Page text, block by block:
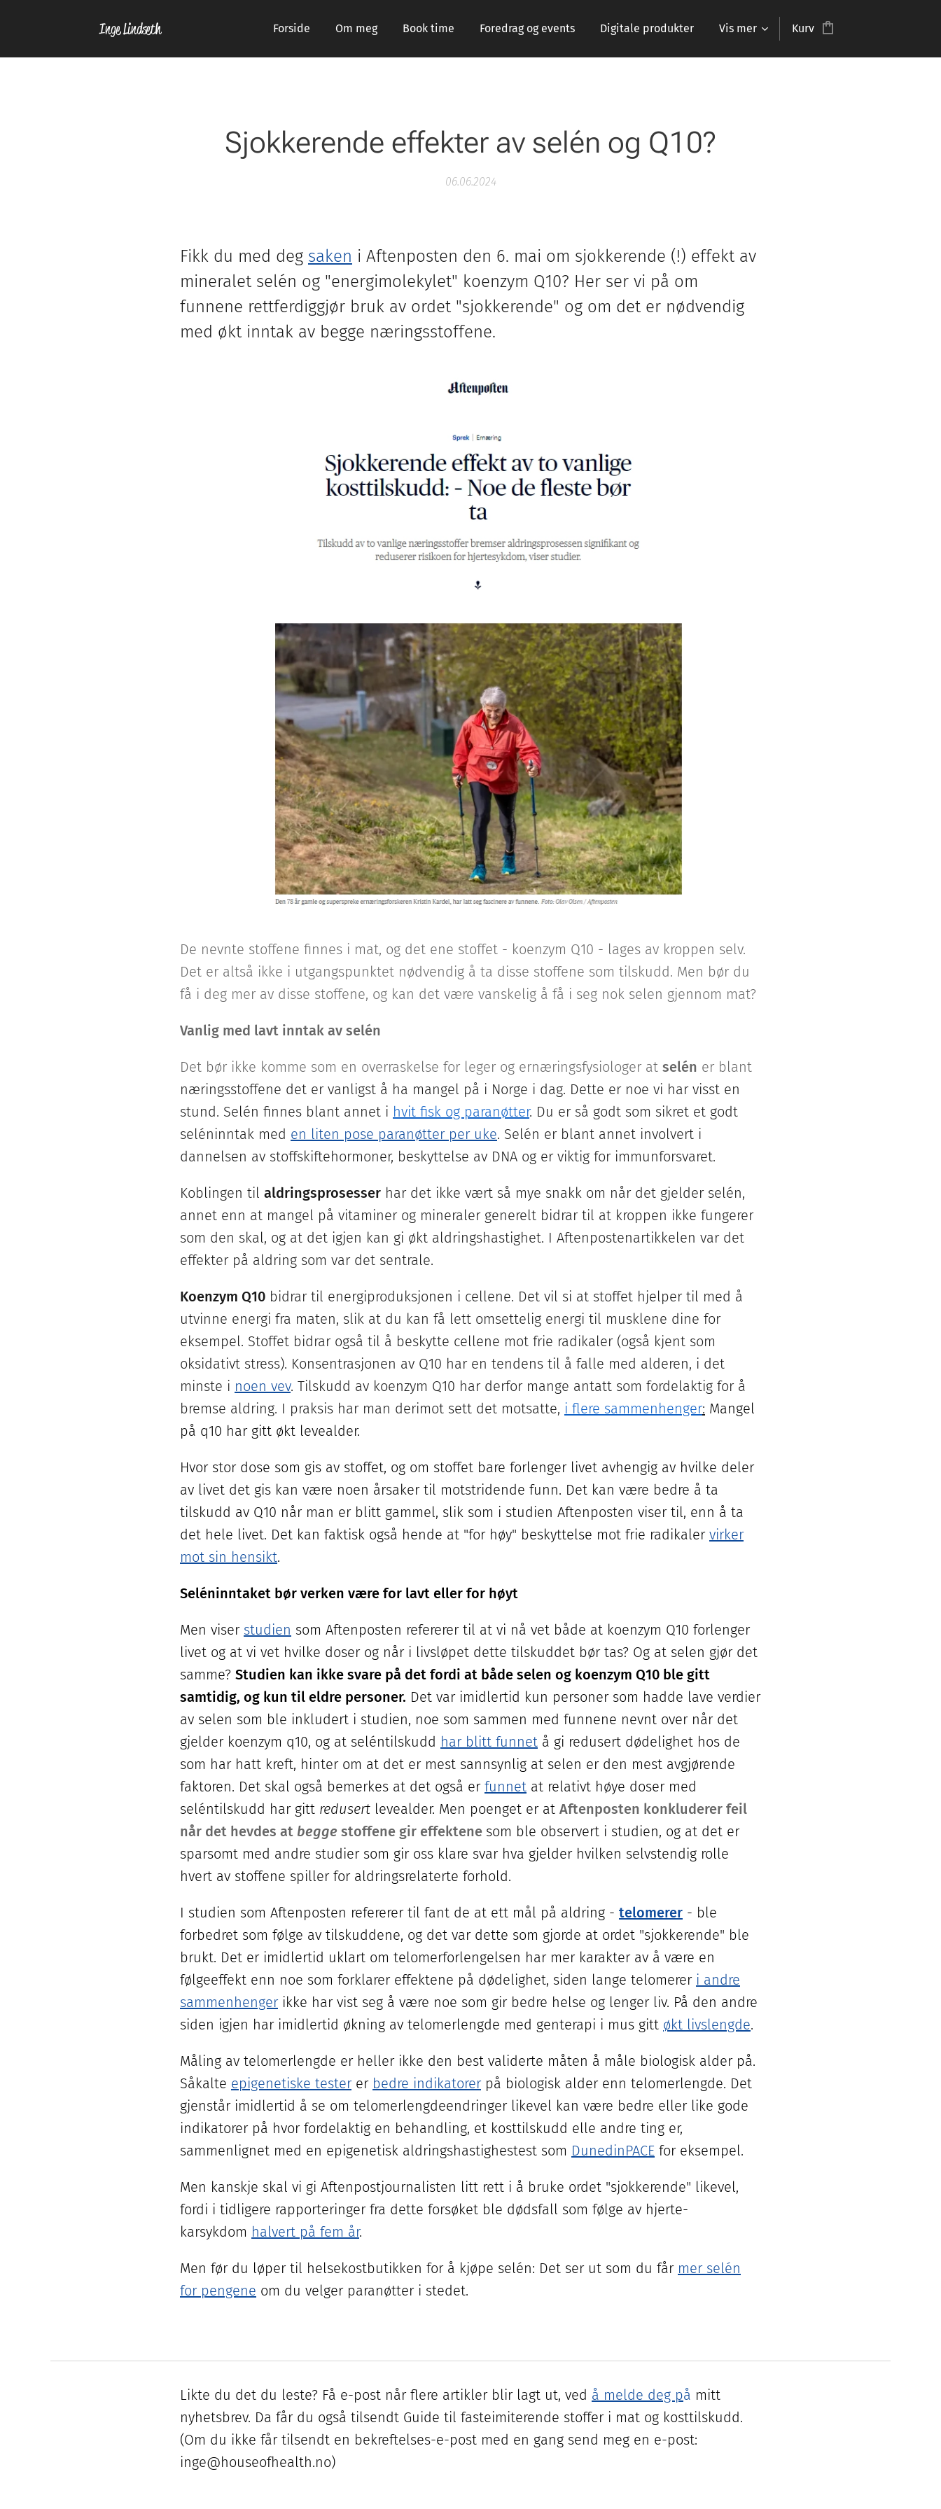
Inge Lindseth Forside Om meg Book time Foredrag og events Digitale produkter Vis mer Kurv
Sjokkerende effekter av selén og Q10?
06.06.2024
Fikk du med deg saken i Aftenposten den 6. mai om sjokkerende (!) effekt av
mineralet selén og "energimolekylet" koenzym Q10? Her ser vi på om
funnene rettferdiggjør bruk av ordet "sjokkerende" og om det er nødvendig
med økt inntak av begge næringsstoffene.
De nevnte stoffene finnes i mat, og det ene stoffet - koenzym Q10 - lages av kroppen selv.
Det er altså ikke i utgangspunktet nødvendig å ta disse stoffene som tilskudd. Men bør du
få i deg mer av disse stoffene, og kan det være vanskelig å få i seg nok selen gjennom mat?
Vanlig med lavt inntak av selén
Det bør ikke komme som en overraskelse for leger og ernæringsfysiologer at selén er blant
næringsstoffene det er vanligst å ha mangel på i Norge i dag. Dette er noe vi har visst en
stund. Selén finnes blant annet i hvit fisk og paranøtter. Du er så godt som sikret et godt
seléninntak med en liten pose paranøtter per uke. Selén er blant annet involvert i
dannelsen av stoffskiftehormoner, beskyttelse av DNA og er viktig for immunforsvaret.
Koblingen til aldringsprosesser har det ikke vært så mye snakk om når det gjelder selén,
annet enn at mangel på vitaminer og mineraler generelt bidrar til at kroppen ikke fungerer
som den skal, og at det igjen kan gi økt aldringshastighet. I Aftenpostenartikkelen var det
effekter på aldring som var det sentrale.
Koenzym Q10 bidrar til energiproduksjonen i cellene. Det vil si at stoffet hjelper til med å
utvinne energi fra maten, slik at du kan få lett omsettelig energi til musklene dine for
eksempel. Stoffet bidrar også til å beskytte cellene mot frie radikaler (også kjent som
oksidativt stress). Konsentrasjonen av Q10 har en tendens til å falle med alderen, i det
minste i noen vev. Tilskudd av koenzym Q10 har derfor mange antatt som fordelaktig for å
bremse aldring. I praksis har man derimot sett det motsatte, i flere sammenhenger: Mangel
på q10 har gitt økt levealder.
Hvor stor dose som gis av stoffet, og om stoffet bare forlenger livet avhengig av hvilke deler
av livet det gis kan være noen årsaker til motstridende funn. Det kan være bedre å ta
tilskudd av Q10 når man er blitt gammel, slik som i studien Aftenposten viser til, enn å ta
det hele livet. Det kan faktisk også hende at "for høy" beskyttelse mot frie radikaler virker
mot sin hensikt.
Seléninntaket bør verken være for lavt eller for høyt
Men viser studien som Aftenposten refererer til at vi nå vet både at koenzym Q10 forlenger
livet og at vi vet hvilke doser og når i livsløpet dette tilskuddet bør tas? Og at selen gjør det
samme? Studien kan ikke svare på det fordi at både selen og koenzym Q10 ble gitt
samtidig, og kun til eldre personer. Det var imidlertid kun personer som hadde lave verdier
av selen som ble inkludert i studien, noe som sammen med funnene nevnt over når det
gjelder koenzym q10, og at seléntilskudd har blitt funnet å gi redusert dødelighet hos de
som har hatt kreft, hinter om at det er mest sannsynlig at selen er den mest avgjørende
faktoren. Det skal også bemerkes at det også er funnet at relativt høye doser med
seléntilskudd har gitt redusert levealder. Men poenget er at Aftenposten konkluderer feil
når det hevdes at begge stoffene gir effektene som ble observert i studien, og at det er
sparsomt med andre studier som gir oss klare svar hva gjelder hvilken selvstendig rolle
hvert av stoffene spiller for aldringsrelaterte forhold.
I studien som Aftenposten refererer til fant de at ett mål på aldring - telomerer - ble
forbedret som følge av tilskuddene, og det var dette som gjorde at ordet "sjokkerende" ble
brukt. Det er imidlertid uklart om telomerforlengelsen har mer karakter av å være en
følgeeffekt enn noe som forklarer effektene på dødelighet, siden lange telomerer i andre
sammenhengerikke har vist seg å være noe som gir bedre helse og lenger liv. På den andre
siden igjen har imidlertid økning av telomerlengde med genterapi i mus gitt økt livslengde.
Måling av telomerlengde er heller ikke den best validerte måten å måle biologisk alder på.
Såkalte epigenetiske testerer bedre indikatorerpå biologisk alder enn telomerlengde. Det
gjenstår imidlertid å se om telomerlengdeendringer likevel kan være bedre eller like gode
indikatorer på hvor fordelaktig en behandling, et kosttilskudd elle andre ting er,
sammenlignet med en epigenetisk aldringshastighestest som DunedinPACE for eksempel.
Men kanskje skal vi gi Aftenpostjournalisten litt rett i å bruke ordet "sjokkerende" likevel,
fordi i tidligere rapporteringer fra dette forsøket ble dødsfall som følge av hjerte-
karsykdom halvert på fem år.
Men før du løper til helsekostbutikken for å kjøpe selén: Det ser ut som du får mer selén
for pengene om du velger paranøtter i stedet.
Likte du det du leste? Få e-post når flere artikler blir lagt ut, ved å melde deg på mitt
nyhetsbrev. Da får du også tilsendt Guide til fasteimiterende stoffer i mat og kosttilskudd.
(Om du ikke får tilsendt en bekreftelses-e-post med en gang send meg en e-post:
inge@houseofhealth.no)